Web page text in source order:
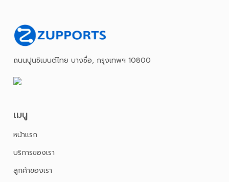
ถนนปูนซิเมนต์ไทย บางซื่อ, กรุงเทพฯ 10800
เมนู
หน้าเเรก
บริการของเรา
ลูกค้าของเรา